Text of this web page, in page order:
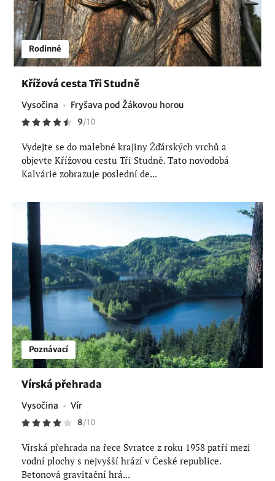
Rodinné
Křížová cesta Tři Studně
Vysočina Fryšava pod Žákovou horou
9/10
Vydejte se do malebné krajiny Žďárských vrchů a
objevte Křížovou cestu Tři Studně. Tato novodobá
Kalvárie zobrazuje poslední de...
Poznávací
Vírská přehrada
Vysočina Vír
8/10
Vírská přehrada na řece Svratce z roku 1958 patří mezi
vodní plochy s nejvyšší hrází v České republice.
Betonová gravitační hrá...